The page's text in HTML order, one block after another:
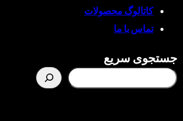
کاتالوگ محصولات
تماس با ما
جستجوی سریع